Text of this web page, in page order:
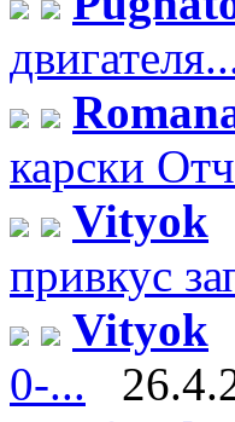
карски
Vityok
привкус
Vityok
0-...